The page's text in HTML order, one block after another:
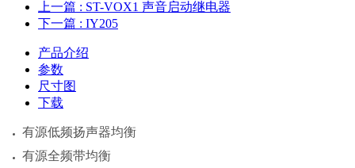
上一篇 : ST-VOX1 声音启动继电器
下一篇 : IY205
产品介绍
参数
尺寸图
下载
有源低频扬声器均衡
有源全频带均衡